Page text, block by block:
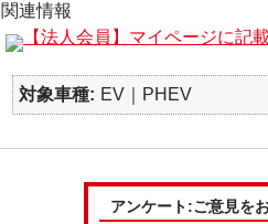
関連情報
【法人会員】マイページに記
対象車種 EV｜PHEV
アンケート:ご意見を